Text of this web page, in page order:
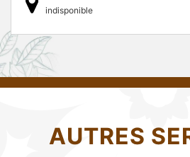
indisponible
AUTRES